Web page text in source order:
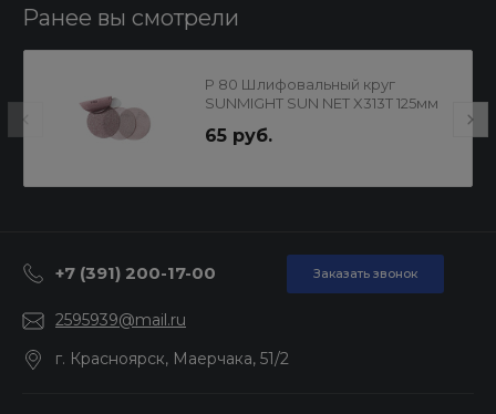
Ранее вы смотрели
P 80 Шлифовальный круг
SUNMIGHT SUN NET X313T 125мм
65 руб.
+7 (391) 200-17-00 Заказать звонок
2595939@mail.ru
г. Красноярск, Маерчака, 51/2